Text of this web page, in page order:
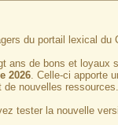
du portail lexical du
ans de bons et loyaux
2026. Celle-ci apporte
de nouvelles ressources.
tester la nouvelle